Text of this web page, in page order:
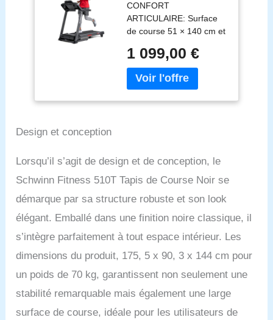
km/h, Inclinaison
10%, connecté Zwift
& Kinomap, Amorti
SoftTrak™,
SoftDrop™ Pliage
Compact, Console
LCD 16
CONFORT
ARTICULAIRE: Surface
de course 51 × 140 cm et
l’impact sur les
articulations pour un
entraînement plus doux
applis préférées ou
programmes intégrés
directement sur la
d’application.
PERFORMANCE FIABLE:
16 km/h et inclinaison
motorisée 10% pour
s’adapter de la marche
rapide au jogging
modéré, idéal pour rester
1 099,00 €
Design et conception
Lorsqu’il s’agit de design et de conception, le
Schwinn Fitness 510T Tapis de Course Noir se
démarque par sa structure robuste et son look
élégant. Emballé dans une finition noire classique, il
s’intègre parfaitement à tout espace intérieur. Les
dimensions du produit, 175, 5 x 90, 3 x 144 cm pour
un poids de 70 kg, garantissent non seulement une
stabilité remarquable mais également une large
surface de course, idéale pour les utilisateurs de